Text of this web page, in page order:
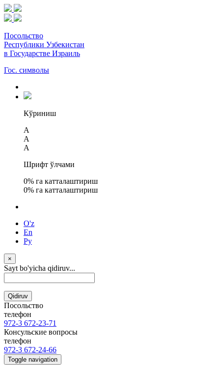
Посольство
Республики Узбекистан
в Государстве Израиль
Гос. символы
Кўриниш
A
A
A
Шрифт ўлчами
0% га катталаштириш
0% га катталаштириш
O'z
En
Ру
×
Sayt bo'yicha qidiruv...
Qidiruv
Посольство
телефон
972-3 672-23-71
Консульские вопросы
телефон
972-3 672-24-66
Toggle navigation